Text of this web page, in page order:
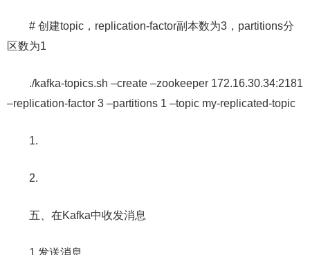
# 创建topic，replication-factor副本数为3，partitions分
区数为1
./kafka-topics.sh –create –zookeeper 172.16.30.34:2181
–replication-factor 3 –partitions 1 –topic my-replicated-topic
1.
2.
五、在Kafka中收发消息
1.发送消息